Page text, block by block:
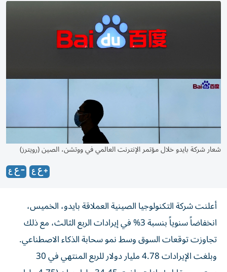
شعار شركة بايدو خلال مؤتمر الإنترنت العالمي في ووتشن، الصين (رويترز)
أعلنت شركة التكنولوجيا الصينية العملاقة بايدو، الخميس،
انخفاضاً سنوياً بنسبة 3% في إيرادات الربع الثالث، مع ذلك
تجاوزت توقعات السوق وسط نمو سحابة الذكاء الاصطناعي.
وبلغت الإيرادات 4.78 مليار دولار للربع المنتهي في 30